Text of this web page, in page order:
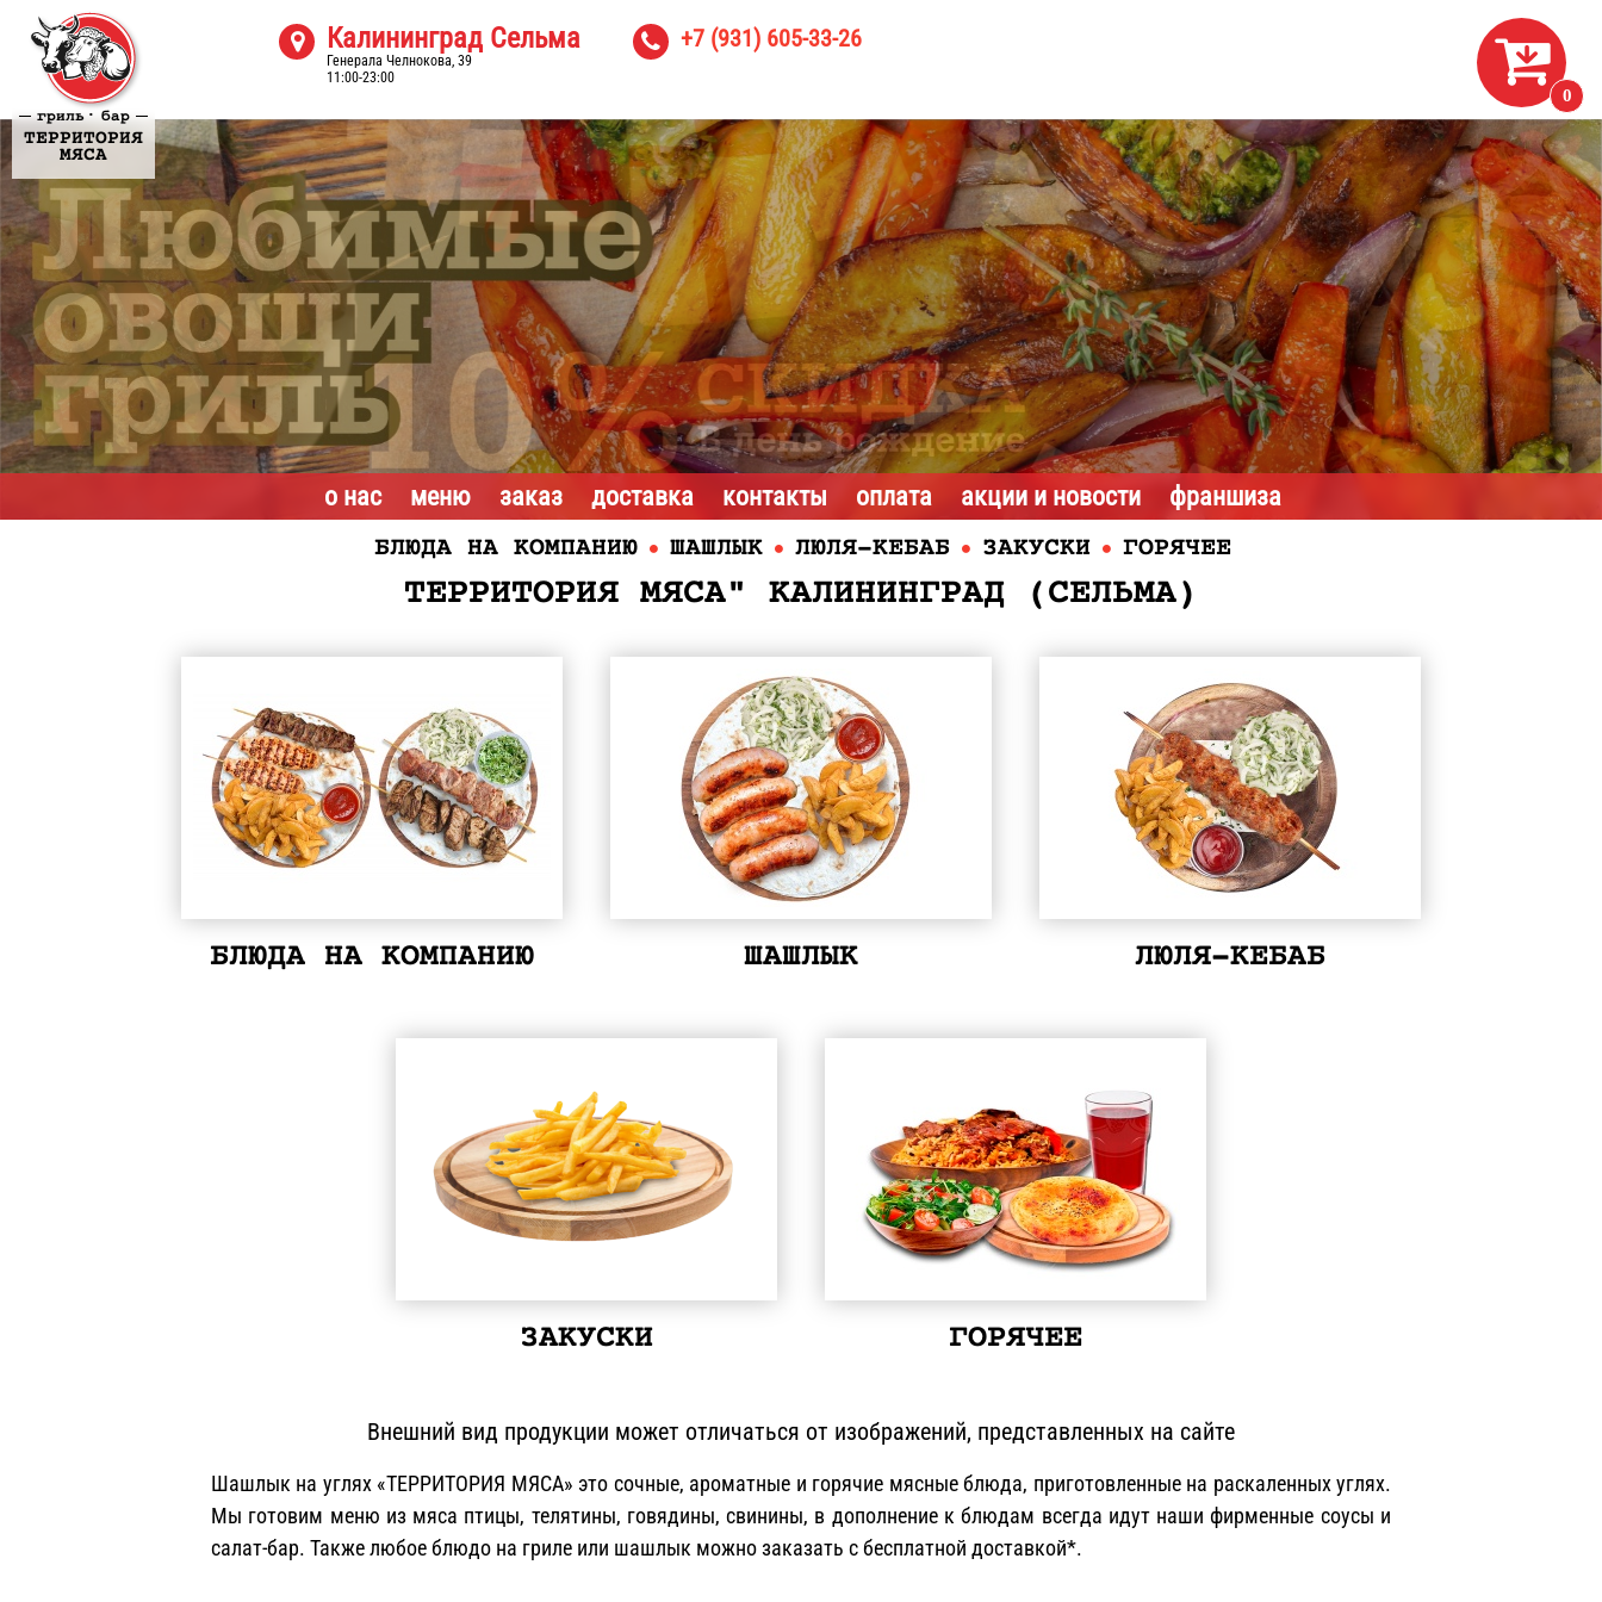
гриль· бар
ТЕРРИТОРИЯ
МЯСА
 Калининград Сельма
Генерала Челнокова, 39
11:00-23:00
 +7 (931) 605-33-26 
0
о нас меню заказ доставка контакты оплата акции и новости франшиза
БЛЮДА НА КОМПАНИЮ ШАШЛЫК ЛЮЛЯ-КЕБАБ ЗАКУСКИ ГОРЯЧЕЕ
ТЕРРИТОРИЯ МЯСА" КАЛИНИНГРАД (СЕЛЬМА)
БЛЮДА НА КОМПАНИЮ ШАШЛЫК ЛЮЛЯ-КЕБАБ
ЗАКУСКИ ГОРЯЧЕЕ
Внешний вид продукции может отличаться от изображений, представленных на сайте
Шашлык на углях «ТЕРРИТОРИЯ МЯСА» это сочные, ароматные и горячие мясные блюда, приготовленные на раскаленных углях.
Мы готовим меню из мяса птицы, телятины, говядины, свинины, в дополнение к блюдам всегда идут наши фирменные соусы и
салат-бар. Также любое блюдо на гриле или шашлык можно заказать с бесплатной доставкой*.